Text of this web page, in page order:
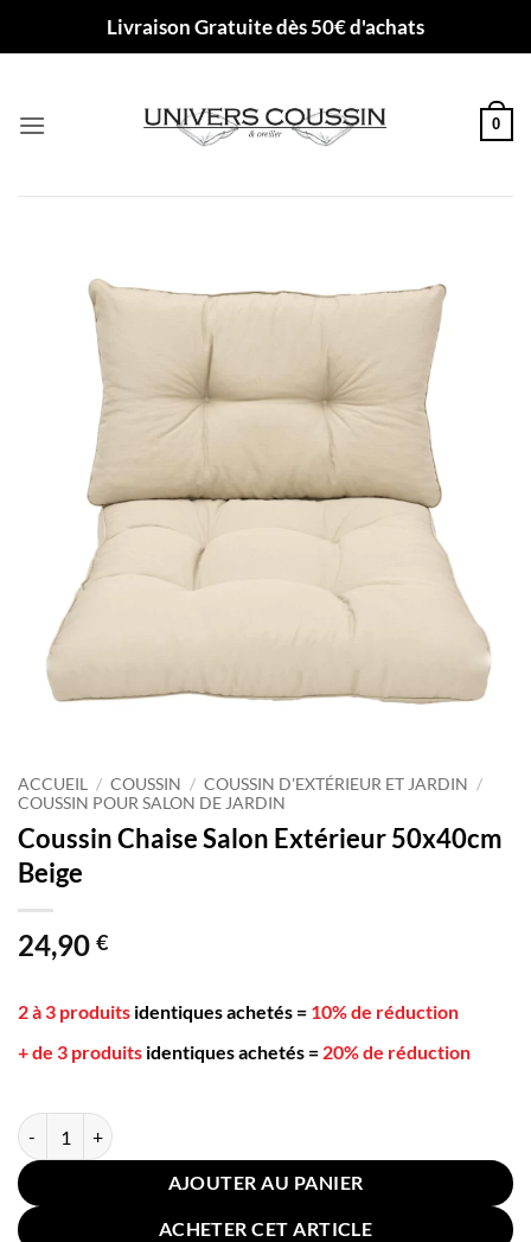
Livraison Gratuite dès 50€ d'achats
0
ACCUEIL / COUSSIN / COUSSIN D'EXTÉRIEUR ET JARDIN /
COUSSIN POUR SALON DE JARDIN
Coussin Chaise Salon Extérieur 50x40cm
Beige
24,90 €
2 à 3 produits identiques achetés = 10% de réduction
+ de 3 produits identiques achetés = 20% de réduction
quantité de Coussin Chaise Salon Extérieur 50x40cm Beige
AJOUTER AU PANIER
ACHETER CET ARTICLE